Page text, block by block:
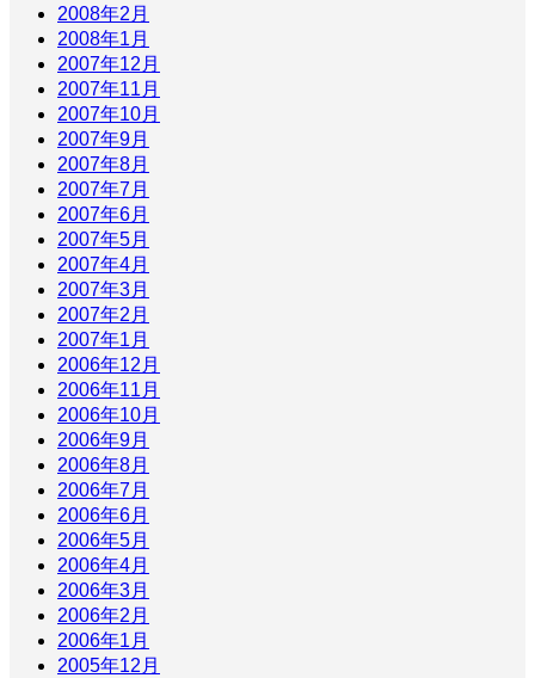
2008年2月
2008年1月
2007年12月
2007年11月
2007年10月
2007年9月
2007年8月
2007年7月
2007年6月
2007年5月
2007年4月
2007年3月
2007年2月
2007年1月
2006年12月
2006年11月
2006年10月
2006年9月
2006年8月
2006年7月
2006年6月
2006年5月
2006年4月
2006年3月
2006年2月
2006年1月
2005年12月